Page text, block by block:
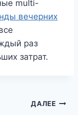
multi-
вечерних
раз
затрат.
ДАЛЕЕ